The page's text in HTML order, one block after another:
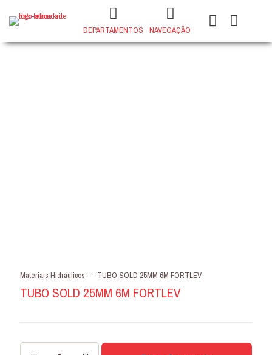
DEPARTAMENTOS NAVEGAÇÃO
Materiais Hidráulicos - TUBO SOLD 25MM 6M FORTLEV
TUBO SOLD 25MM 6M FORTLEV
TUBO